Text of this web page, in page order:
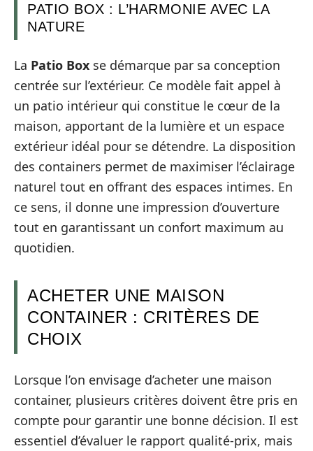
PATIO BOX : L’HARMONIE AVEC LA
NATURE
La Patio Box se démarque par sa conception
centrée sur l’extérieur. Ce modèle fait appel à
un patio intérieur qui constitue le cœur de la
maison, apportant de la lumière et un espace
extérieur idéal pour se détendre. La disposition
des containers permet de maximiser l’éclairage
naturel tout en offrant des espaces intimes. En
ce sens, il donne une impression d’ouverture
tout en garantissant un confort maximum au
quotidien.
ACHETER UNE MAISON
CONTAINER : CRITÈRES DE
CHOIX
Lorsque l’on envisage d’acheter une maison
container, plusieurs critères doivent être pris en
compte pour garantir une bonne décision. Il est
essentiel d’évaluer le rapport qualité-prix, mais